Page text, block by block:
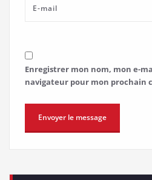
Enregistrer mon nom, mon e-
navigateur pour mon prochain